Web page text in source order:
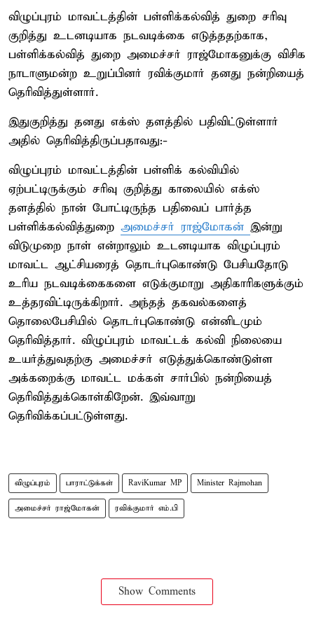
விழுப்புரம் மாவட்டத்தின் பள்ளிக்கல்வித் துறை சரிவு
குறித்து உடனடியாக நடவடிக்கை எடுத்ததற்காக,
பள்ளிக்கல்வித் துறை அமைச்சர் ராஜ்மோகனுக்கு விசிக
நாடாளுமன்ற உறுப்பினர் ரவிக்குமார் தனது நன்றியைத்
தெரிவித்துள்ளார்.
இதுகுறித்து தனது எக்ஸ் தளத்தில் பதிவிட்டுள்ளார்
அதில் தெரிவித்திருப்பதாவது:-
விழுப்புரம் மாவட்டத்தின் பள்ளிக் கல்வியில்
ஏற்பட்டிருக்கும் சரிவு குறித்து காலையில் எக்ஸ்
தளத்தில் நான் போட்டிருந்த பதிவைப் பார்த்த
பள்ளிக்கல்வித்துறை அமைச்சர் ராஜ்மோகன் இன்று
விடுமுறை நாள் என்றாலும் உடனடியாக விழுப்புரம்
மாவட்ட ஆட்சியரைத் தொடர்புகொண்டு பேசியதோடு
உரிய நடவடிக்கைகளை எடுக்குமாறு அதிகாரிகளுக்கும்
உத்தரவிட்டிருக்கிறார். அந்தத் தகவல்களைத்
தொலைபேசியில் தொடர்புகொண்டு என்னிடமும்
தெரிவித்தார். விழுப்புரம் மாவட்டக் கல்வி நிலையை
உயர்த்துவதற்கு அமைச்சர் எடுத்துக்கொண்டுள்ள
அக்கறைக்கு மாவட்ட மக்கள் சார்பில் நன்றியைத்
தெரிவித்துக்கொள்கிறேன். இவ்வாறு
தெரிவிக்கப்பட்டுள்ளது.
விழுப்புரம் பாராட்டுக்கள் RaviKumar MP Minister Rajmohan
அமைச்சர் ராஜ்மோகன் ரவிக்குமார் எம்.பி
Show Comments